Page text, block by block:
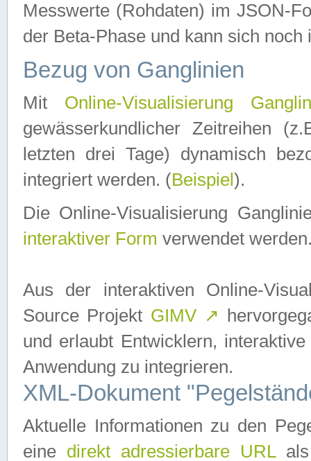
Messwerte (Rohdaten) im JSON-
der Beta-Phase und kann sich noch
Bezug von Ganglinien
Mit Online-Visualisierung
gewässerkundlicher Zeitreihen
letzten drei Tage) dynamisch
integriert werden. (Beispiel ).
Die Online-Visualisierung
interaktiver Form verwendet
Aus der interaktiven Online-
Source Projekt GIMV ↗
und erlaubt Entwicklern,
Anwendung zu integrieren.
XML-Dokument
Aktuelle Informationen zu den
eine direkt adressierbare URLals